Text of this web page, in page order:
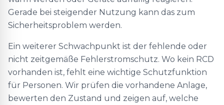
Gerade bei steigender Nutzung kann das zum
Sicherheitsproblem werden.
Ein weiterer Schwachpunkt ist der fehlende oder
nicht zeitgemäße Fehlerstromschutz. Wo kein RCD
vorhanden ist, fehlt eine wichtige Schutzfunktion
für Personen. Wir prüfen die vorhandene Anlage,
bewerten den Zustand und zeigen auf, welche